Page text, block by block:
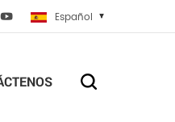
Español